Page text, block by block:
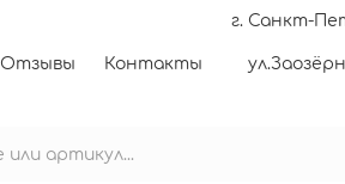
Отзывы Контакты
г. Санкт-